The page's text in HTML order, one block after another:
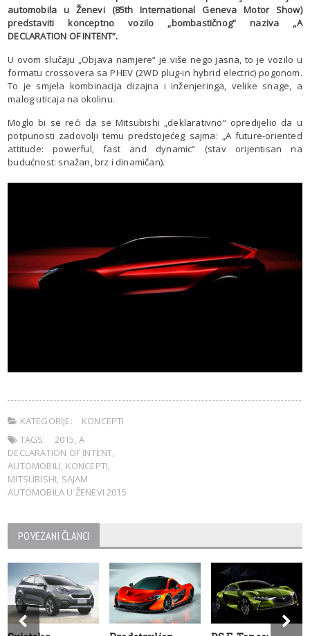
automobila u Ženevi (85th International Geneva Motor Show)
predstaviti konceptno vozilo „bombastičnog“ naziva „A
DECLARATION OF INTENT“.
U ovom slučaju „Objava namjere“ je više nego jasna, to je vozilo u
formatu crossovera sa PHEV (2WD plug-in hybrid electric) pogonom.
To je smjela kombinacija dizajna i inženjeringa, velike snage, a
malog uticaja na okolinu.
Moglo bi se reći da se Mitsubishi „deklarativno“ opredijelio da u
potpunosti zadovolji temu predstojećeg sajma: „A future-oriented
attitude: powerful, fast and dynamic“ (stav orijentisan na
budućnost: snažan, brz i dinamičan).
KATEGORIJE:
KONCEPTI
TAGS:
2015,A
DECLARATION OF INTENT,
AUTOMOBILI, KONCEPTI,
MITSUBISHI, SAJAM
AUTOMOBILA U ŽENEVI 2015
POVEZANI ČLANCI